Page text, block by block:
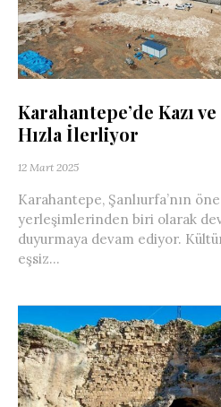
Karahantepe’de Kazı
Hızla İlerliyor
12 Mart 2025
Karahantepe, Şanlıurfa’nın
yerleşimlerinden biri olarak
duyurmaya devam ediyor.
eşsiz...